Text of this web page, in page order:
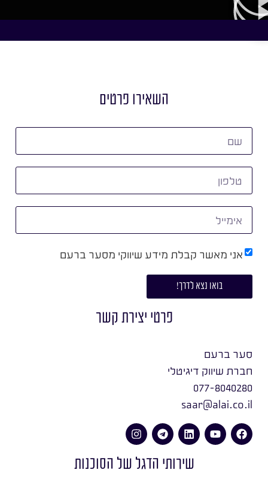
השאירו פרטים
אני מאשר קבלת מידע שיווקי מסער ברעם
בואו נצא לדרך!
פרטי יצירת קשר
סער ברעם
חברת שיווק דיגיטלי
077-8040280
saar@alai.co.il
שירותי הדגל של הסוכנות